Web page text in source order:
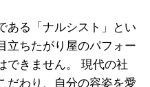
ある「ナルシスト」とい
立ちたがり屋のパフォー
できません。 現代の社
だわり、自分の容姿を愛